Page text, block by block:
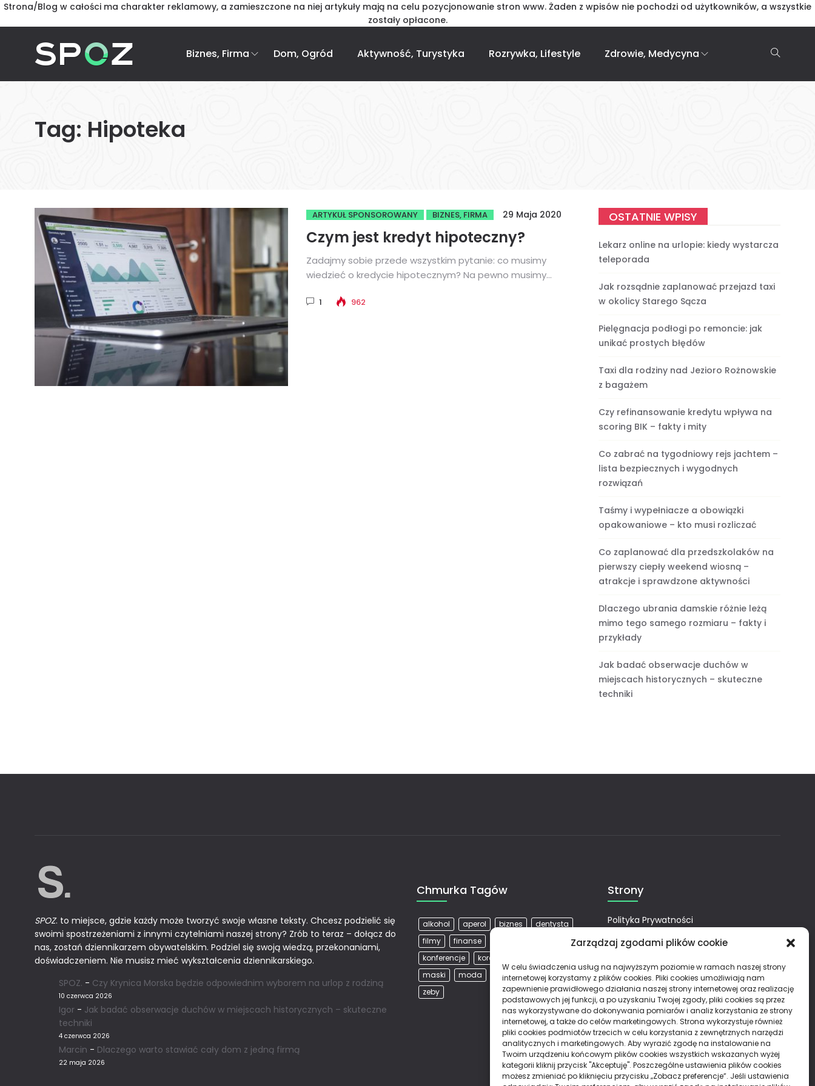
Zarządzaj zgodami plików cookie
W celu świadczenia usług na najwyższym poziomie w ramach naszej strony
internetowej korzystamy z plików cookies. Pliki cookies umożliwiają nam
zapewnienie prawidłowego działania naszej strony internetowej oraz realizację
podstawowych jej funkcji, a po uzyskaniu Twojej zgody, pliki cookies są przez
nas wykorzystywane do dokonywania pomiarów i analiz korzystania ze strony
internetowej, a także do celów marketingowych. Strona wykorzystuje również
pliki cookies podmiotów trzecich w celu korzystania z zewnętrznych narzędzi
analitycznych i marketingowych. Aby wyrazić zgodę na instalowanie na
Twoim urządzeniu końcowym plików cookies wszystkich wskazanych wyżej
kategorii kliknij przycisk "Akceptuję". Poszczególne ustawienia plików cookies
możesz zmieniać po kliknięciu przycisku „Zobacz preferencje”. Jeśli ustawienia
Strona/Blog w całości ma charakter reklamowy, a zamieszczone na niej artykuły mają na celu pozycjonowanie stron www. Żaden z wpisów nie pochodzi od użytkowników, a wszystkie
zostały opłacone.
Biznes, Firma Dom, Ogród Aktywność, Turystyka Rozrywka, Lifestyle Zdrowie, Medycyna
Tag: Hipoteka
ARTYKUŁ SPONSOROWANY BIZNES, FIRMA 29 Maja 2020
Czym jest kredyt hipoteczny?
Zadajmy sobie przede wszystkim pytanie: co musimy
wiedzieć o kredycie hipotecznym? Na pewno musimy
1 962
OSTATNIE WPISY
Lekarz online na urlopie: kiedy wystarcza
teleporada
Jak rozsądnie zaplanować przejazd taxi
w okolicy Starego Sącza
Pielęgnacja podłogi po remoncie: jak
unikać prostych błędów
Taxi dla rodziny nad Jezioro Rożnowskie
z bagażem
Czy refinansowanie kredytu wpływa na
scoring BIK – fakty i mity
Co zabrać na tygodniowy rejs jachtem –
lista bezpiecznych i wygodnych
rozwiązań
Taśmy i wypełniacze a obowiązki
opakowaniowe – kto musi rozliczać
Co zaplanować dla przedszkolaków na
pierwszy ciepły weekend wiosną –
atrakcje i sprawdzone aktywności
Dlaczego ubrania damskie różnie leżą
mimo tego samego rozmiaru – fakty i
przykłady
Jak badać obserwacje duchów w
miejscach historycznych – skuteczne
techniki
SPOZ. to miejsce, gdzie każdy może tworzyć swoje własne teksty. Chcesz podzielić się
swoimi spostrzeżeniami z innymi czytelniami naszej strony? Zrób to teraz – dołącz do
nas, zostań dziennikarzem obywatelskim. Podziel się swoją wiedzą, przekonaniami,
doświadczeniem. Nie musisz mieć wykształcenia dziennikarskiego.
SPOZ. - Czy Krynica Morska będzie odpowiednim wyborem na urlop z rodziną
10 czerwca 2026
Igor - Jak badać obserwacje duchów w miejscach historycznych – skuteczne
techniki
4 czerwca 2026
Marcin - Dlaczego warto stawiać cały dom z jedną firmą
22 maja 2026
Chmurka Tagów
alkohol aperol biznes
dentysta
filmy
finanse
konferencje
koronawirus
maski
moda pieniądze
pogrzeb
zeby
Strony
Polityka Prywatności
Działy
Aktywność, Turystyka
ARTYKUŁ SPONSOROWANY
Biznes, Firma
Budownictwo, Przemysł
Dom, Ogród
Moda, Uroda
Motoryzacja, Transport
Reklama
Rozrywka, Lifestyle
Zdrowie, Medycyna